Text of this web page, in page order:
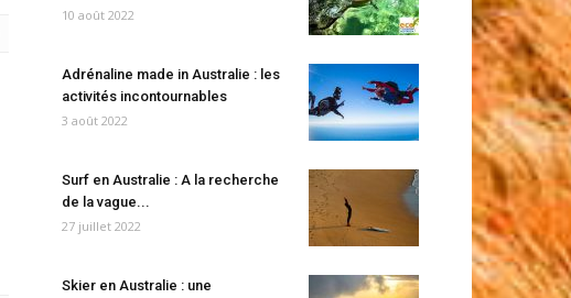
10 août 2022
Adrénaline made in Australie : les
activités incontournables
3 août 2022
Surf en Australie : A la recherche
de la vague...
27 juillet 2022
Skier en Australie : une